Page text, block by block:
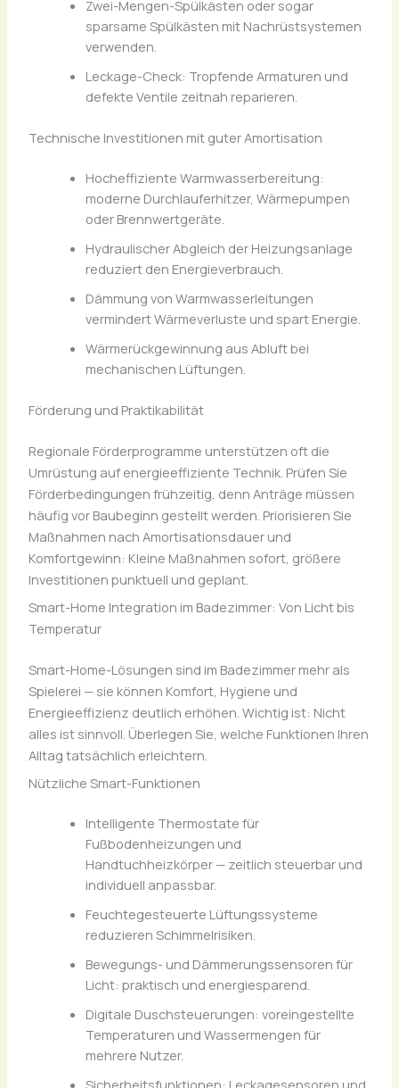
Zwei-Mengen-Spülkästen oder sogar
sparsame Spülkästen mit Nachrüstsystemen
verwenden.
Leckage-Check: Tropfende Armaturen und
defekte Ventile zeitnah reparieren.
Technische Investitionen mit guter Amortisation
Hocheffiziente Warmwasserbereitung:
moderne Durchlauferhitzer, Wärmepumpen
oder Brennwertgeräte.
Hydraulischer Abgleich der Heizungsanlage
reduziert den Energieverbrauch.
Dämmung von Warmwasserleitungen
vermindert Wärmeverluste und spart Energie.
Wärmerückgewinnung aus Abluft bei
mechanischen Lüftungen.
Förderung und Praktikabilität
Regionale Förderprogramme unterstützen oft die
Umrüstung auf energieeffiziente Technik. Prüfen Sie
Förderbedingungen frühzeitig, denn Anträge müssen
häufig vor Baubeginn gestellt werden. Priorisieren Sie
Maßnahmen nach Amortisationsdauer und
Komfortgewinn: Kleine Maßnahmen sofort, größere
Investitionen punktuell und geplant.
Smart-Home Integration im Badezimmer: Von Licht bis
Temperatur
Smart-Home-Lösungen sind im Badezimmer mehr als
Spielerei — sie können Komfort, Hygiene und
Energieeffizienz deutlich erhöhen. Wichtig ist: Nicht
alles ist sinnvoll. Überlegen Sie, welche Funktionen Ihren
Alltag tatsächlich erleichtern.
Nützliche Smart-Funktionen
Intelligente Thermostate für
Fußbodenheizungen und
Handtuchheizkörper — zeitlich steuerbar und
individuell anpassbar.
Feuchtegesteuerte Lüftungssysteme
reduzieren Schimmelrisiken.
Bewegungs- und Dämmerungssensoren für
Licht: praktisch und energiesparend.
Digitale Duschsteuerungen: voreingestellte
Temperaturen und Wassermengen für
mehrere Nutzer.